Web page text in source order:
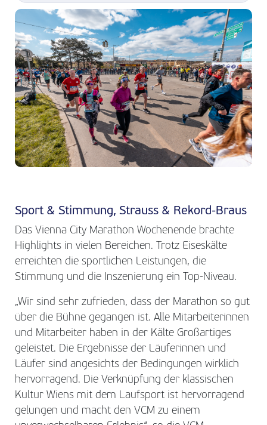
Sport & Stimmung, Strauss & Rekord-Braus
Das Vienna City Marathon Wochenende brachte
Highlights in vielen Bereichen. Trotz Eiseskälte
erreichten die sportlichen Leistungen, die
Stimmung und die Inszenierung ein Top-Niveau.
„Wir sind sehr zufrieden, dass der Marathon so gut
über die Bühne gegangen ist. Alle Mitarbeiterinnen
und Mitarbeiter haben in der Kälte Großartiges
geleistet. Die Ergebnisse der Läuferinnen und
Läufer sind angesichts der Bedingungen wirklich
hervorragend. Die Verknüpfung der klassischen
Kultur Wiens mit dem Laufsport ist hervorragend
gelungen und macht den VCM zu einem